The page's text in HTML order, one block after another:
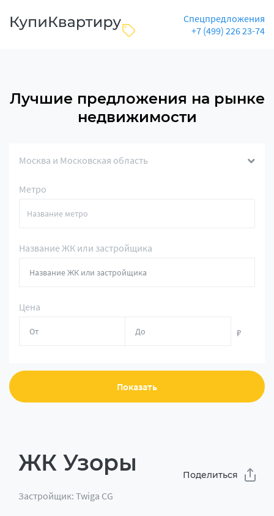
Спецпредложения
+7 (499) 226 23-74
Лучшие предложения на рынке
недвижимости
Москва и Московская область
Метро
Название ЖК или застройщика
Цена
₽
Показать
ЖК Узоры
Застройщик: Twiga CG
Поделиться